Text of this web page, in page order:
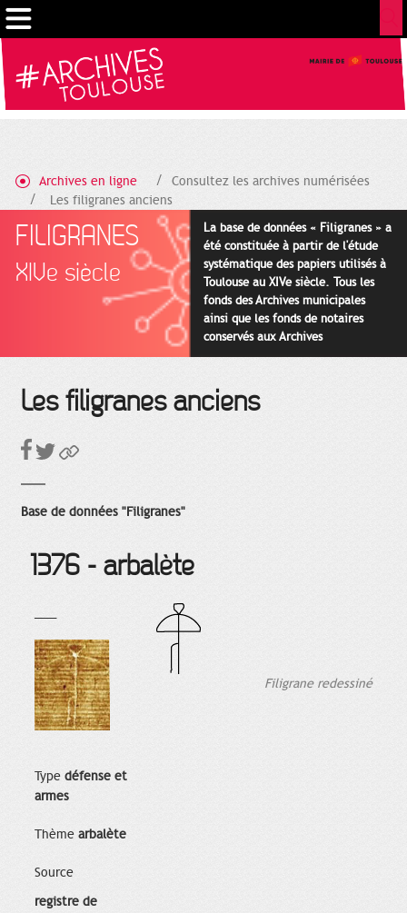
Archives en ligne
Consultez les archives numérisées
Les filigranes anciens
FILIGRANES
XIVe siècle
La base de données « Filigranes » a
été constituée à partir de l'étude
systématique des papiers utilisés à
Toulouse au XIVe siècle. Tous les
fonds des Archives municipales
ainsi que les fonds de notaires
conservés aux Archives
départementales pour cette
Les filigranes anciens
Base de données "Filigranes"
1376 - arbalète
Type défense et
armes
Thème arbalète
Source
registre de
Filigrane redessiné
Cookies management panel